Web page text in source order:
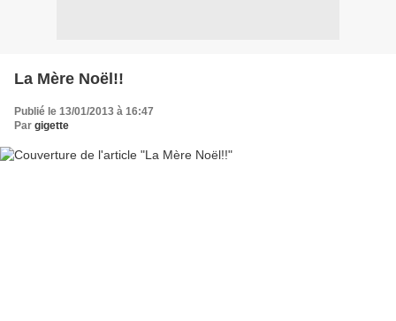
La Mère Noël!!
Publié le 13/01/2013 à 16:47
Par gigette